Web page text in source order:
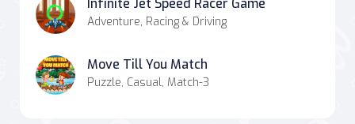
Infinite Jet Speed Racer Game
Adventure, Racing & Driving
Move Till You Match
Puzzle, Casual, Match-3